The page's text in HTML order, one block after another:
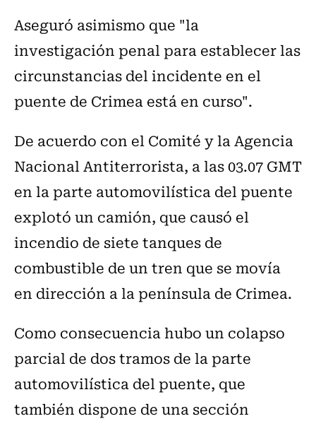
Aseguró asimismo que "la
investigación penal para establecer las
circunstancias del incidente en el
puente de Crimea está en curso".
De acuerdo con el Comité y la Agencia
Nacional Antiterrorista, a las 03.07 GMT
en la parte automovilística del puente
explotó un camión, que causó el
incendio de siete tanques de
combustible de un tren que se movía
en dirección a la península de Crimea.
Como consecuencia hubo un colapso
parcial de dos tramos de la parte
automovilística del puente, que
también dispone de una sección